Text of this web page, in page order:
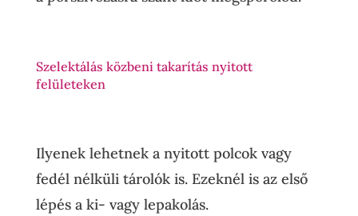
Szelektálás közbeni takarítás nyitott
felületeken
Ilyenek lehetnek a nyitott polcok vagy
fedél nélküli tárolók is. Ezeknél is az első
lépés a ki- vagy lepakolás.